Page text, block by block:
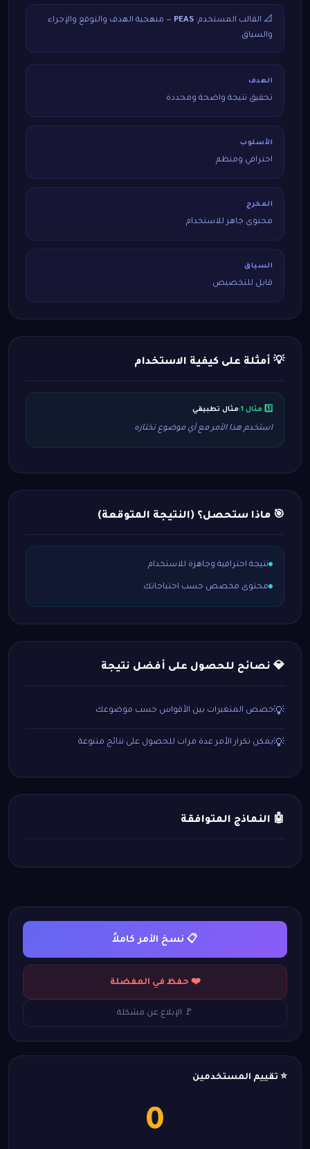
📐 القالب المستخدم: PEAS — منهجية الهدف والتوقع والإجراء
والسياق
الهدف
تحقيق نتيجة واضحة ومحددة
الأسلوب
احترافي ومنظم
المخرج
محتوى جاهز للاستخدام
السياق
قابل للتخصيص
💡 أمثلة على كيفية الاستخدام
1️⃣ مثال 1: مثال تطبيقي
استخدم هذا الأمر مع أي موضوع تختاره
🎯 ماذا ستحصل؟ (النتيجة المتوقعة)
نتيجة احترافية وجاهزة للاستخدام
محتوى مخصص حسب احتياجاتك
💎 نصائح للحصول على أفضل نتيجة
💡خصص المتغيرات بين الأقواس حسب موضوعك
💡يمكن تكرار الأمر عدة مرات للحصول على نتائج متنوعة
🤖 النماذج المتوافقة
📋 نسخ الأمر كاملاً
❤️ حفظ في المفضلة
🚩 الإبلاغ عن مشكلة
⭐ تقييم المستخدمين
0